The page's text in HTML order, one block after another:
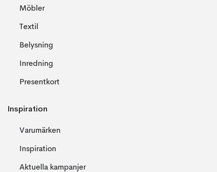
Möbler
Textil
Belysning
Inredning
Presentkort
Inspiration
Varumärken
Inspiration
Aktuella kampanjer